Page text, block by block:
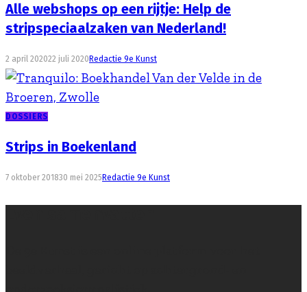
Alle webshops op een rijtje: Help de
stripspeciaalzaken van Nederland!
2 april 202022 juli 2020Redactie 9e Kunst
DOSSIERS
Strips in Boekenland
7 oktober 201830 mei 2025Redactie 9e Kunst